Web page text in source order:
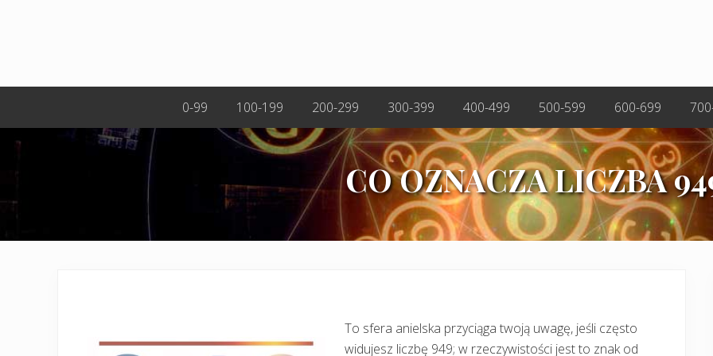
0-99 100-199 200-299 300-399 400-499 500-599 600-699
CO OZNACZA LICZBA
To sfera anielska przyciąga twoją uwagę, jeśli często
widujesz liczbę 949; w rzeczywistości jest to znak od